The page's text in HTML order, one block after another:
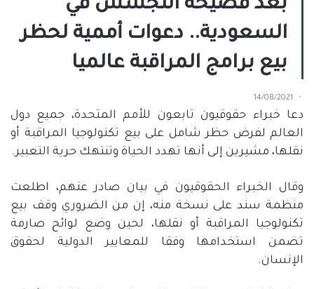
بعد فضيحة التجسس في
السعودية.. دعوات أممية لحظر
بيع برامج المراقبة عالميا
14/08/2021
دعا خبراء حقوقيون تابعون للأمم المتحدة، جميع دول
العالم لفرض حظر شامل على بيع تكنولوجيا المراقبة أو
نقلها، مشيرين إلى أنها تهدد الحياة وتنتهك حرية التعبير.
وقال الخبراء الحقوقيون في بيان صادر عنهم، اطلعت
منظمة سند على نسخة منه، إن من الضروري وقف بيع
تكنولوجيا المراقبة أو نقلها، لحين وضع لوائح صارمة
تضمن استخدامها وفقا للمعايير الدولية لحقوق
الإنسان.